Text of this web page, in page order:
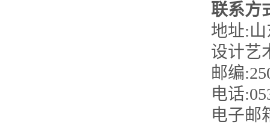
联系方
地址:
设计艺
邮编
电话
电子邮